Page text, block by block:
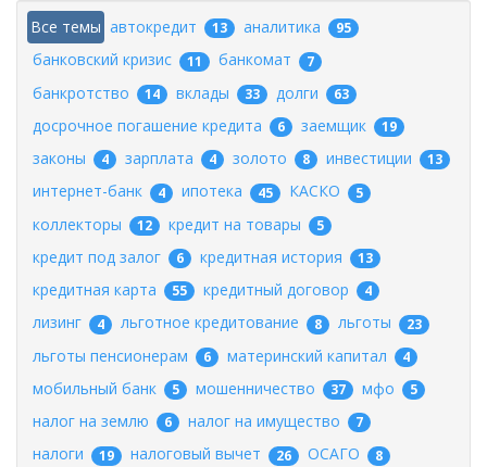
Все темы автокредит 13 аналитика 95
банковский кризис 11 банкомат 7
банкротство 14 вклады 33 долги 63
досрочное погашение кредита 6 заемщик 19
законы 4 зарплата 4 золото 8 инвестиции 13
интернет-банк 4 ипотека 45 КАСКО 5
коллекторы 12 кредит на товары 5
кредит под залог 6 кредитная история 13
кредитная карта 55 кредитный договор 4
лизинг 4 льготное кредитование 8 льготы 23
льготы пенсионерам 6 материнский капитал 4
мобильный банк 5 мошенничество 37 мфо 5
налог на землю 6 налог на имущество 7
налоги 19 налоговый вычет 26 ОСАГО 8